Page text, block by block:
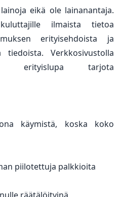
eikä ole lainanantaja.
ilmaista tietoa
erityisehdoista ja
tiedoista. Verkkosivustolla
erityislupa tarjota
käymistä, koska koko
piilotettuja palkkioita